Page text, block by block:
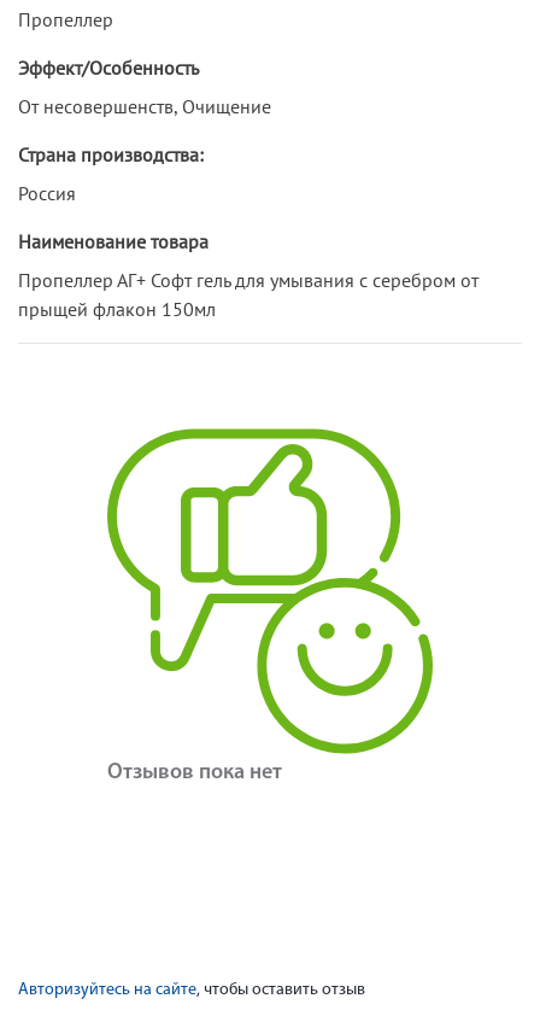
Пропеллер
Эффект/Особенность
От несовершенств, Очищение
Страна производства:
Россия
Наименование товара
Пропеллер АГ+ Софт гель для умывания с серебром от
прыщей флакон 150мл
Отзывов пока нет
Авторизуйтесь на сайте, чтобы оставить отзыв